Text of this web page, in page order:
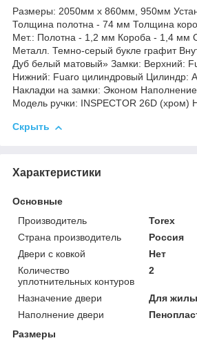
Размеры: 2050мм х 860мм, 950мм
Толщина полотна - 74 мм Толщина
Мет.: Полотна - 1,2 мм Короба - 1,4 мм
Металл. Темно-серый букле графит
Дуб белый матовый» Замки: Верхний:
Нижний: Fuaro цилиндровый Цилиндр:
Накладки на замки: Эконом
Модель ручки: INSPECTOR 26D (хром)
Скрыть
Характеристики
Основные
Производитель
Torex
Страна производитель
Россия
Двери с ковкой
Нет
Количество
уплотнительных контуров
2
Назначение двери
Для
Наполнение двери
Размеры